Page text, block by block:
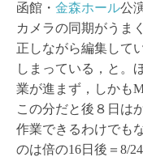
函館・ 金森ホール公
カメラの同期がうま
正しながら編集して
しまっている，と。
業が進まず，しかも
この分だと後８日は
作業できるわけでも
のは倍の16日後＝8/